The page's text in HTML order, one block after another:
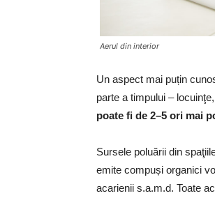
Aerul din interior
Un aspect mai puțin
parte a timpului –
poate fi de 2–5 ori mai
Sursele poluării din
emite compuși organici
acarienii s.a.m.d. Toate